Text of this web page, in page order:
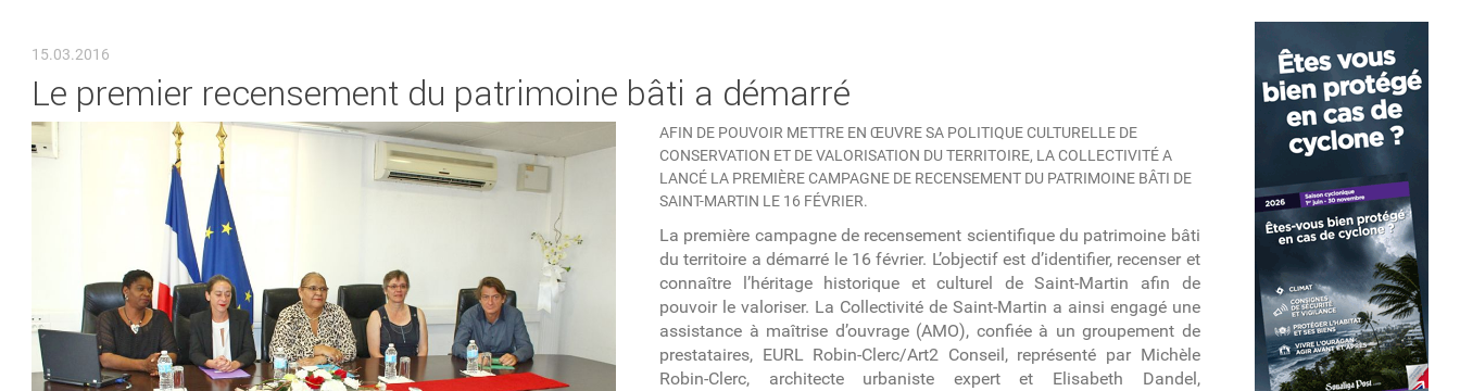
15.03.2016
Le premier recensement du patrimoine bâti a démarré
AFIN DE POUVOIR METTRE EN ŒUVRE SA POLITIQUE CULTURELLE DE
CONSERVATION ET DE VALORISATION DU TERRITOIRE, LA COLLECTIVITÉ A
LANCÉ LA PREMIÈRE CAMPAGNE DE RECENSEMENT DU PATRIMOINE BÂTI DE
SAINT-MARTIN LE 16 FÉVRIER.
La première campagne de recensement scientifique du patrimoine bâti
du territoire a démarré le 16 février. L’objectif est d’identifier, recenser et
connaître l’héritage historique et culturel de Saint-Martin afin de
pouvoir le valoriser. La Collectivité de Saint-Martin a ainsi engagé une
assistance à maîtrise d’ouvrage (AMO), confiée à un groupement de
prestataires, EURL Robin-Clerc/Art2 Conseil, représenté par Michèle
Robin-Clerc, architecte urbaniste expert et Elisabeth Dandel,